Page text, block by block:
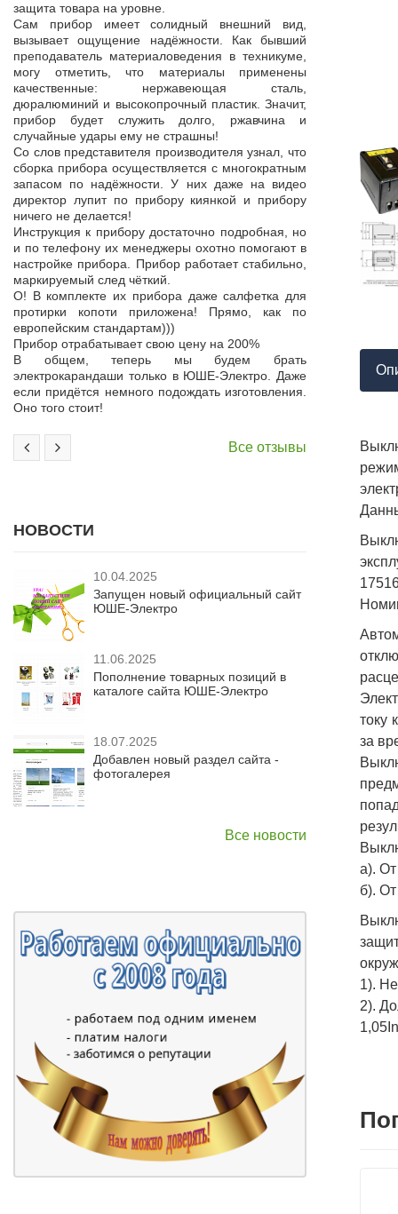
защита товара на уровне.
Сам прибор имеет солидный внешний вид,
вызывает ощущение надёжности. Как бывший
преподаватель материаловедения в техникуме,
могу отметить, что материалы применены
качественные: нержавеющая сталь,
дюралюминий и высокопрочный пластик. Значит,
прибор будет служить долго, ржавчина и
случайные удары ему не страшны!
Со слов представителя производителя узнал, что
сборка прибора осуществляется с многократным
запасом по надёжности. У них даже на видео
директор лупит по прибору киянкой и прибору
ничего не делается!
Инструкция к прибору достаточно подробная, но
и по телефону их менеджеры охотно помогают в
настройке прибора. Прибор работает стабильно,
маркируемый след чёткий.
О! В комплекте их прибора даже салфетка для
протирки копоти приложена! Прямо, как по
европейским стандартам)))
Прибор отрабатывает свою цену на 200%
В общем, теперь мы будем брать
электрокарандаши только в ЮШЕ-Электро. Даже
если придётся немного подождать изготовления.
Оно того стоит!
Продукция
Наоборот,
качества,
На
впервые
Приятно
поставщиком!
Все отзывы
НОВОСТИ
10.04.2025
Запущен новый официальный сайт
ЮШЕ-Электро
11.06.2025
Пополнение товарных позиций в
каталоге сайта ЮШЕ-Электро
18.07.2025
Добавлен новый раздел сайта -
фотогалерея
Все новости
току
за
а).
б).
1).
2).